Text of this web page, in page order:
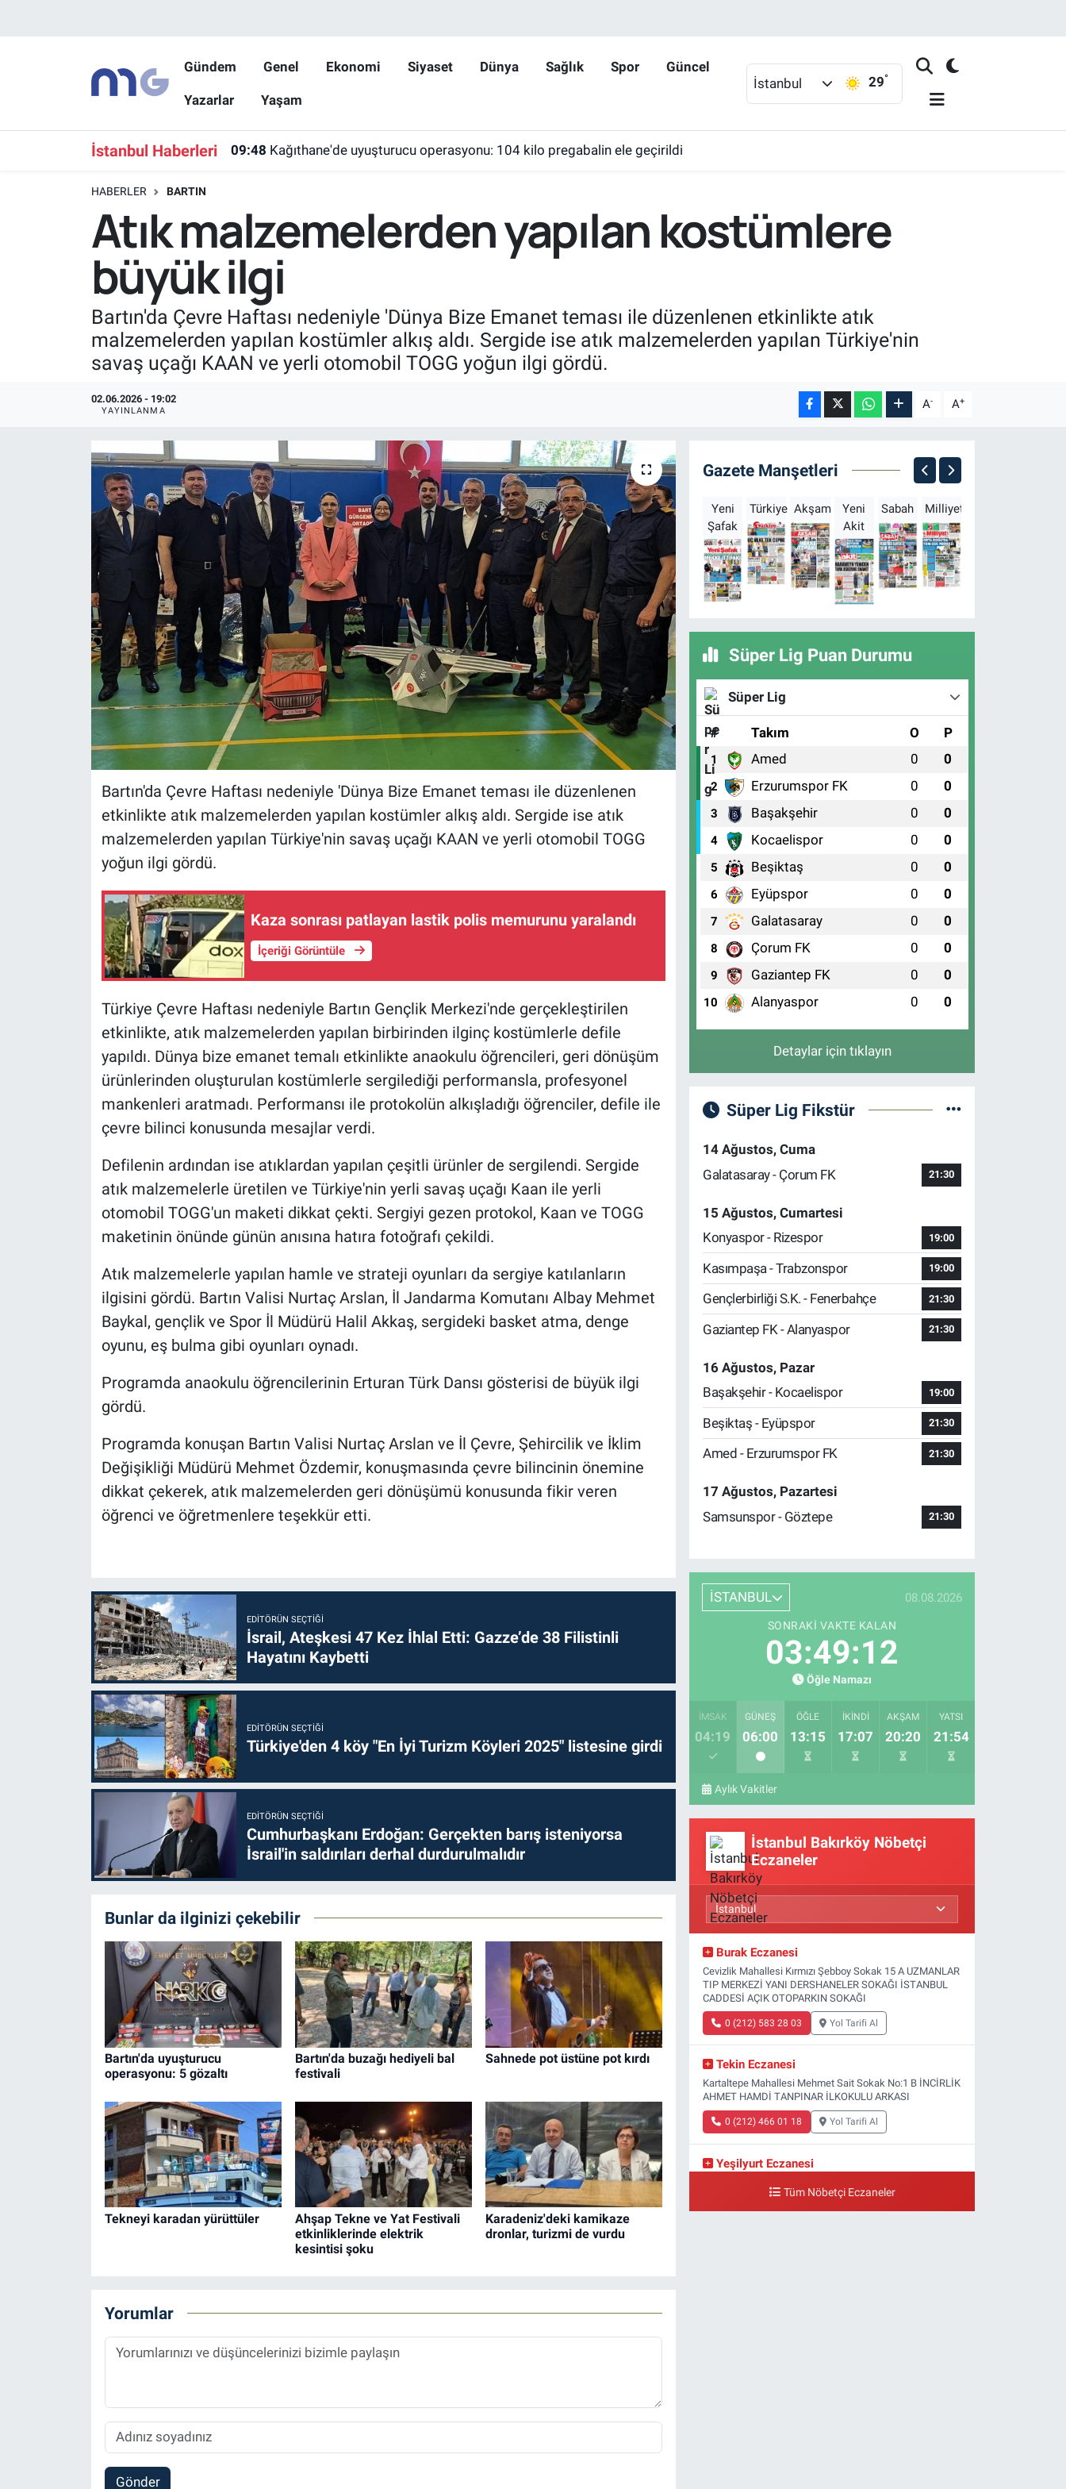
Gündem Genel Ekonomi Siyaset Dünya Sağlık Spor Güncel
Yazarlar Yaşam
İstanbul 29°
İstanbul Haberleri 09:48 Kağıthane'de uyuşturucu operasyonu: 104 kilo pregabalin ele geçirildi
HABERLER BARTIN
Atık malzemelerden yapılan kostümlere
büyük ilgi
Bartın'da Çevre Haftası nedeniyle 'Dünya Bize Emanet teması ile düzenlenen etkinlikte atık
malzemelerden yapılan kostümler alkış aldı. Sergide ise atık malzemelerden yapılan Türkiye'nin
savaş uçağı KAAN ve yerli otomobil TOGG yoğun ilgi gördü.
02.06.2026 - 19:02
YAYINLANMA A- A+
Bartın'da Çevre Haftası nedeniyle 'Dünya Bize Emanet teması ile düzenlenen
etkinlikte atık malzemelerden yapılan kostümler alkış aldı. Sergide ise atık
malzemelerden yapılan Türkiye'nin savaş uçağı KAAN ve yerli otomobil TOGG
yoğun ilgi gördü.
Kaza sonrası patlayan lastik polis memurunu yaralandı
İçeriği Görüntüle
Türkiye Çevre Haftası nedeniyle Bartın Gençlik Merkezi'nde gerçekleştirilen
etkinlikte, atık malzemelerden yapılan birbirinden ilginç kostümlerle defile
yapıldı. Dünya bize emanet temalı etkinlikte anaokulu öğrencileri, geri dönüşüm
ürünlerinden oluşturulan kostümlerle sergilediği performansla, profesyonel
mankenleri aratmadı. Performansı ile protokolün alkışladığı öğrenciler, defile ile
çevre bilinci konusunda mesajlar verdi.
Defilenin ardından ise atıklardan yapılan çeşitli ürünler de sergilendi. Sergide
atık malzemelerle üretilen ve Türkiye'nin yerli savaş uçağı Kaan ile yerli
otomobil TOGG'un maketi dikkat çekti. Sergiyi gezen protokol, Kaan ve TOGG
maketinin önünde günün anısına hatıra fotoğrafı çekildi.
Atık malzemelerle yapılan hamle ve strateji oyunları da sergiye katılanların
ilgisini gördü. Bartın Valisi Nurtaç Arslan, İl Jandarma Komutanı Albay Mehmet
Baykal, gençlik ve Spor İl Müdürü Halil Akkaş, sergideki basket atma, denge
oyunu, eş bulma gibi oyunları oynadı.
Programda anaokulu öğrencilerinin Erturan Türk Dansı gösterisi de büyük ilgi
gördü.
Programda konuşan Bartın Valisi Nurtaç Arslan ve İl Çevre, Şehircilik ve İklim
Değişikliği Müdürü Mehmet Özdemir, konuşmasında çevre bilincinin önemine
dikkat çekerek, atık malzemelerden geri dönüşümü konusunda fikir veren
öğrenci ve öğretmenlere teşekkür etti.
EDITÖRÜN SEÇTIĞI
İsrail, Ateşkesi 47 Kez İhlal Etti: Gazze’de 38 Filistinli
Hayatını Kaybetti
EDITÖRÜN SEÇTIĞI
Türkiye'den 4 köy "En İyi Turizm Köyleri 2025" listesine girdi
EDITÖRÜN SEÇTIĞI
Cumhurbaşkanı Erdoğan: Gerçekten barış isteniyorsa
İsrail'in saldırıları derhal durdurulmalıdır
Bunlar da ilginizi çekebilir
Bartın'da uyuşturucu
operasyonu: 5 gözaltı
Bartın'da buzağı hediyeli bal
festivali
Sahnede pot üstüne pot kırdı
Tekneyi karadan yürüttüler
Ahşap Tekne ve Yat Festivali
etkinliklerinde elektrik
kesintisi şoku
Karadeniz'deki kamikaze
dronlar, turizmi de vurdu
Yorumlar
Gönder
Gazete Manşetleri
Yeni
Şafak
Türkiye Akşam
Yeni
Akit
Sabah Milliyet
Süper Lig Puan Durumu
Süper Lig
# Takım O P
1 Amed 0 0
2 Erzurumspor FK 0 0
3 Başakşehir 0 0
4 Kocaelispor 0 0
5 Beşiktaş 0 0
6 Eyüpspor 0 0
7 Galatasaray 0 0
8 Çorum FK 0 0
9 Gaziantep FK 0 0
10 Alanyaspor 0 0
Detaylar için tıklayın
Süper Lig Fikstür
14 Ağustos, Cuma
Galatasaray - Çorum FK
21:30
15 Ağustos, Cumartesi
Konyaspor - Rizespor
19:00
Kasımpaşa - Trabzonspor 19:00
Gençlerbirliği S.K. - Fenerbahçe 21:30
Gaziantep FK - Alanyaspor 21:30
16 Ağustos, Pazar
Başakşehir - Kocaelispor
19:00
Beşiktaş - Eyüpspor 21:30
Amed - Erzurumspor FK 21:30
17 Ağustos, Pazartesi
Samsunspor - Göztepe
21:30
İSTANBUL 08.08.2026
SONRAKI VAKTE KALAN
03:49:11
Öğle Namazı
İMSAK
04:19
GÜNEŞ
06:00
ÖĞLE
13:15
İKINDI
17:07
AKŞAM
20:20
YATSI
21:54
Aylık Vakitler
İstanbul Bakırköy Nöbetçi
Eczaneler
Burak Eczanesi
Cevizlik Mahallesi Kırmızı Şebboy Sokak 15 A UZMANLAR
TIP MERKEZİ YANI DERSHANELER SOKAĞI İSTANBUL
CADDESİ AÇIK OTOPARKIN SOKAĞI
0 (212) 583 28 03 Yol Tarifi Al
Tekin Eczanesi
Kartaltepe Mahallesi Mehmet Sait Sokak No:1 B İNCİRLİK
AHMET HAMDİ TANPINAR İLKOKULU ARKASI
0 (212) 466 01 18 Yol Tarifi Al
Yeşilyurt Eczanesi
Tüm Nöbetçi Eczaneler
Hava Durumu
İstanbul Namaz Vakitleri
Süper Lig Puan Durumu ve Fikstür
Tüm Manşetler
Son Dakika Haberleri
Haber Arşivi